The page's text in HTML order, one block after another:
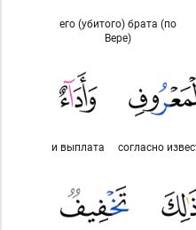
его (убитого) брата (по
Вере)
согласно
и выплата